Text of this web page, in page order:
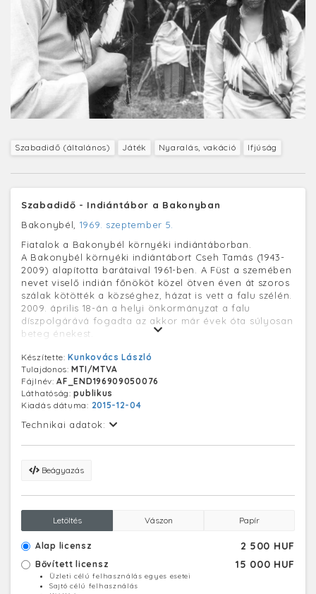
Szabadidő (általános) Játék Nyaralás, vakáció Ifjúság
Szabadidő - Indiántábor a Bakonyban
Bakonybél, 1969. szeptember 5.
Fiatalok a Bakonybél környéki indiántáborban.
A Bakonybél környéki indiántábort Cseh Tamás (1943-
2009) alapította barátaival 1961-ben. A Füst a szemében
nevet viselő indián főnököt közel ötven éven át szoros
szálak kötötték a községhez, házat is vett a falu szélén.
2009. április 18-án a helyi önkormányzat a falu
díszpolgárává fogadta az akkor már évek óta súlyosan
beteg énekest.
Készítette:Kunkovács László
Tulajdonos:MTI/MTVA
Fájlnév:AF_END196909050076
Láthatóság:publikus
Kiadás dátuma: 2015-12-04
Technikai adatok:
Beágyazás
Letöltés Vászon Papír
Alap licensz 2 500 HUF
Bővített licensz 15 000 HUF
Üzleti célú felhasználás egyes esetei
Sajtó célú felhasználás